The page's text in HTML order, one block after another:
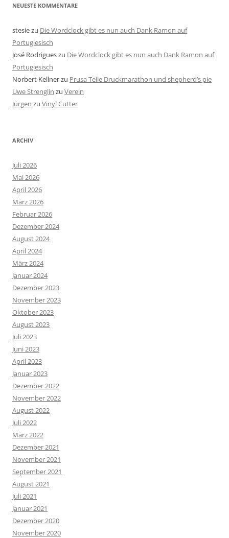
NEUESTE KOMMENTARE
stesiezu Die Wordclock gibt es nun auch Dank Ramon auf
Portugiesisch
José Rodrigueszu Die Wordclock gibt es nun auch Dank Ramon auf
Portugiesisch
Norbert Kellnerzu Prusa Teile Druckmarathon und shepherd’s pie
Uwe Strenglin zu Verein
Jürgen zu Vinyl Cutter
ARCHIV
Juli 2026
Mai 2026
April 2026
März 2026
Februar 2026
Dezember 2024
August 2024
April 2024
März 2024
Januar 2024
Dezember 2023
November 2023
Oktober 2023
August 2023
Juli 2023
Juni 2023
April 2023
Januar 2023
Dezember 2022
November 2022
August 2022
Juli 2022
März 2022
Dezember 2021
November 2021
September 2021
August 2021
Juli 2021
Januar 2021
Dezember 2020
November 2020